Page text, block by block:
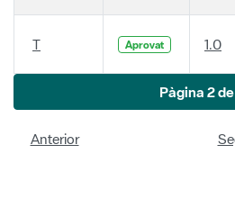
T Aprovat 1.0
Pàgina 2
Anterior